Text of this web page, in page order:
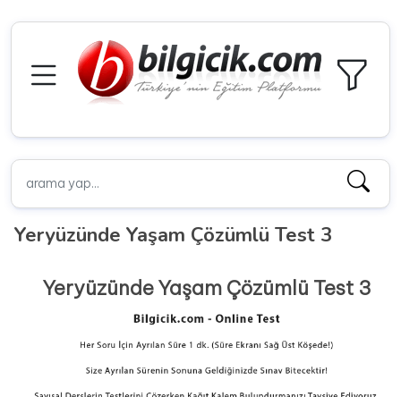
Yeryüzünde Yaşam Çözümlü Test 3
Yeryüzünde Yaşam Çözümlü Test 3